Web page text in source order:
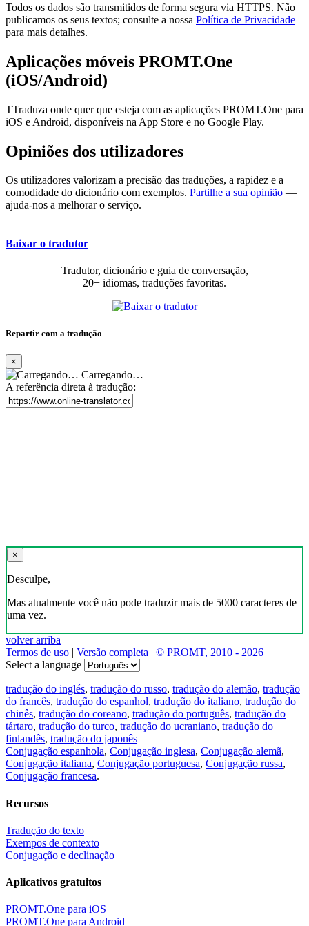
Todos os dados são transmitidos de forma segura via HTTPS. Não
publicamos os seus textos; consulte a nossa Política de Privacidade
para mais detalhes.
Aplicações móveis PROMT.One
(iOS/Android)
TTraduza onde quer que esteja com as aplicações PROMT.One para
iOS e Android, disponíveis na App Store e no Google Play.
Opiniões dos utilizadores
Os utilizadores valorizam a precisão das traduções, a rapidez e a
comodidade do dicionário com exemplos. Partilhe a sua opinião —
ajuda-nos a melhorar o serviço.
Baixar o tradutor
Tradutor, dicionário e guia de conversação,
20+ idiomas, traduções favoritas.
Repartir com a tradução
×
Carregando…
A referência direta à tradução:
×
Desculpe,
Mas atualmente você não pode traduzir mais de 5000 caracteres de
uma vez.
volver arriba
Termos de uso | Versão completa | © PROMT, 2010 - 2026
Select a language
tradução do inglés, tradução do russo, tradução do alemão, tradução
do francês, tradução do espanhol, tradução do italiano, tradução do
chinês, tradução do coreano, tradução do português, tradução do
tártaro, tradução do turco, tradução do ucraniano, tradução do
finlandês, tradução do japonês
Conjugação espanhola, Conjugação inglesa, Conjugação alemã,
Conjugação italiana, Conjugação portuguesa, Conjugação russa,
Conjugação francesa.
Recursos
Tradução do texto
Exempos de contexto
Conjugação e declinação
Aplicativos gratuitos
PROMT.One para iOS
PROMT.One para Android